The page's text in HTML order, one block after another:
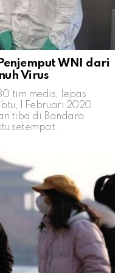
WNI dari
Virus
tim medis, lepas
1 Februari 2020
tiba di Bandara
setempat.